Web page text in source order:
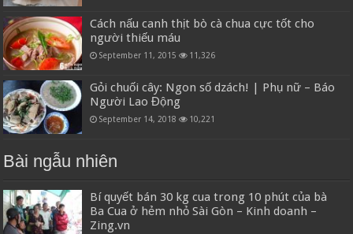
Cách nấu canh thịt bò cà chua cực tốt cho
người thiếu máu
September 11, 2015 11,326
Gỏi chuối cây: Ngon số dzách! | Phụ nữ – Báo
Người Lao Động
September 14, 2018 10,221
Bài ngẫu nhiên
Bí quyết bán 30 kg cua trong 10 phút của bà
Ba Cua ở hẻm nhỏ Sài Gòn – Kinh doanh –
Zing.vn